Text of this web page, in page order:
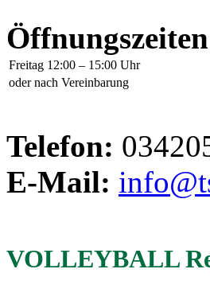
Öffnungszeiten
Freitag 12:00 – 15:00 Uhr
oder nach Vereinbarung
Telefon:
E-Mail:
VOLLEYBALL